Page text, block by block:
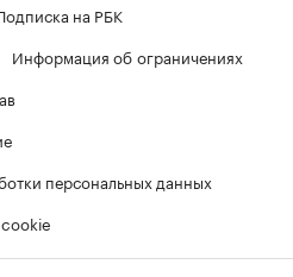
на РБК
Информация об ограничениях
персональных данных